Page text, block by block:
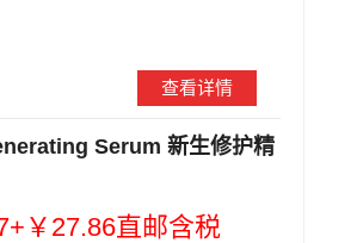
查看详情
Serum 新生修护精
￥27.86直邮含税